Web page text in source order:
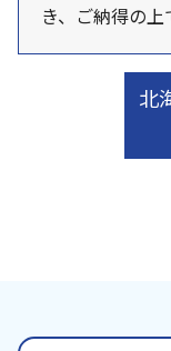
き、ご納得の上
北